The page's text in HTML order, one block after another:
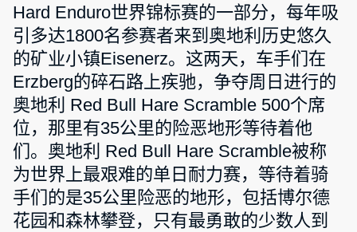
Hard Enduro世界锦标赛的一部分，每年吸
引多达1800名参赛者来到奥地利历史悠久
的矿业小镇Eisenerz。这两天，车手们在
Erzberg的碎石路上疾驰，争夺周日进行的
奥地利 Red Bull Hare Scramble 500个席
位，那里有35公里的险恶地形等待着他
们。奥地利 Red Bull Hare Scramble被称
为世界上最艰难的单日耐力赛，等待着骑
手们的是35公里险恶的地形，包括博尔德
花园和森林攀登，只有最勇敢的少数人到